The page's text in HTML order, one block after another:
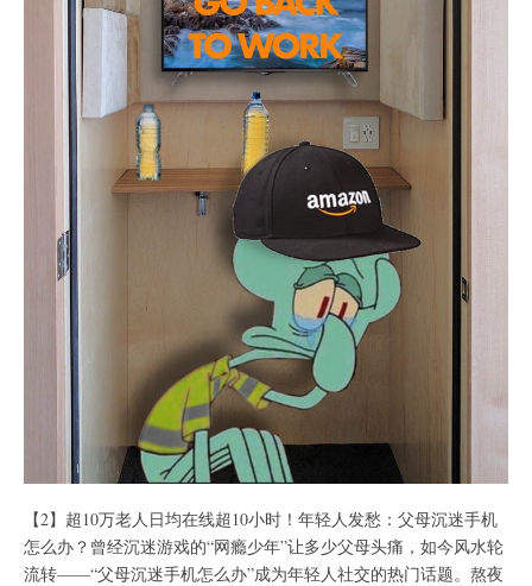
【2】超10万老人日均在线超10小时！年轻人发愁：父母沉迷手机
怎么办？曾经沉迷游戏的“网瘾少年”让多少父母头痛，如今风水轮
流转——“父母沉迷手机怎么办”成为年轻人社交的热门话题。熬夜